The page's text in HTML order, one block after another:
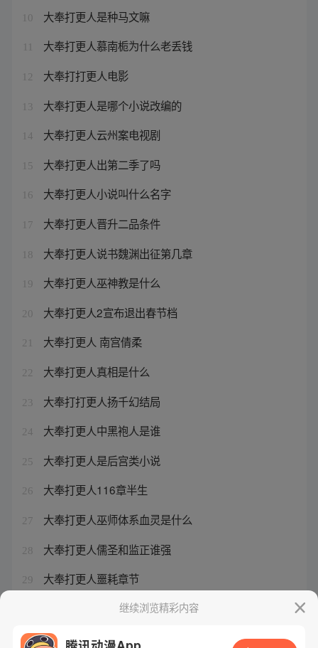
10 大奉打更人是种马文嘛
大奉打更人慕南栀为什么老丢钱
12 大奉打打更人电影
13 大奉打更人是哪个小说改编的
14 大奉打更人云州案电视剧
15 大奉打更人出第二季了吗
16 大奉打更人小说叫什么名字
17 大奉打更人晋升二品条件
18 大奉打更人说书魏渊出征第几章
19 大奉打更人巫神教是什么
20 大奉打更人2宣布退出春节档
21 大奉打更人 南宫倩柔
22 大奉打更人真相是什么
23 大奉打打更人扬千幻结局
24 大奉打更人中黑袍人是谁
25 大奉打更人是后宫类小说
26 大奉打更人116章半生
27 大奉打更人巫师体系血灵是什么
28 大奉打更人儒圣和监正谁强
29 大奉打更人噩耗章节
大奉打更人 术士体系晋升真难
继续浏览精彩内容